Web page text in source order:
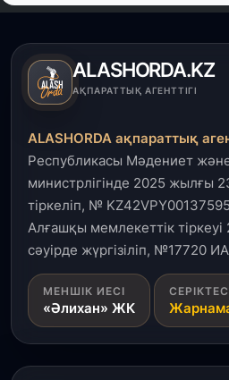
Өңірлерде жаңа
пайдалануға берілді
3 тамыз, 2026
салынып жатыр
1 тамыз, 2026
Кинопоиск Қазақстан
танымал онлайн-
31 шілде, 2026
Ақмола облысындағы
ұстаздар «Әділет»
айтты
ALASHORDA.KZ
АҚПАРАТТЫҚ АГЕНТТІГІ
ALASHORDA ақпараттық
Республикасы Мәдениет
министрлігінде 2025 жылғы
тіркеліп, № KZ42VPY00137595
Алғашқы мемлекеттік
сәуірде жүргізіліп, №17720 ИА
МЕНШІК ИЕСІ
«Әлихан» ЖК Жарнама